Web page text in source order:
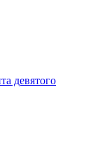
девятого